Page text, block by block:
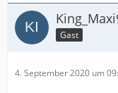
Gast
4. September 2020 um